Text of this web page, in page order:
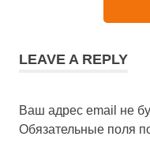
LEAVE A REPLY
Ваш адрес email не
Обязательные поля